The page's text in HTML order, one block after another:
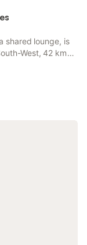
shared lounge, is
West, 42 km
sur Lot